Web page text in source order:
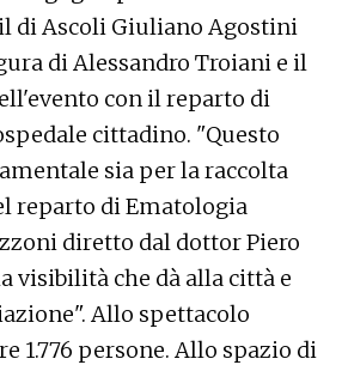
di Ascoli Giuliano Agostini
di Alessandro Troiani e il
con il reparto di
cittadino. "Questo
sia per la raccolta
reparto di Ematologia
diretto dal dottor Piero
visibilità che dà alla città e
Allo spettacolo
1.776 persone. Allo spazio di